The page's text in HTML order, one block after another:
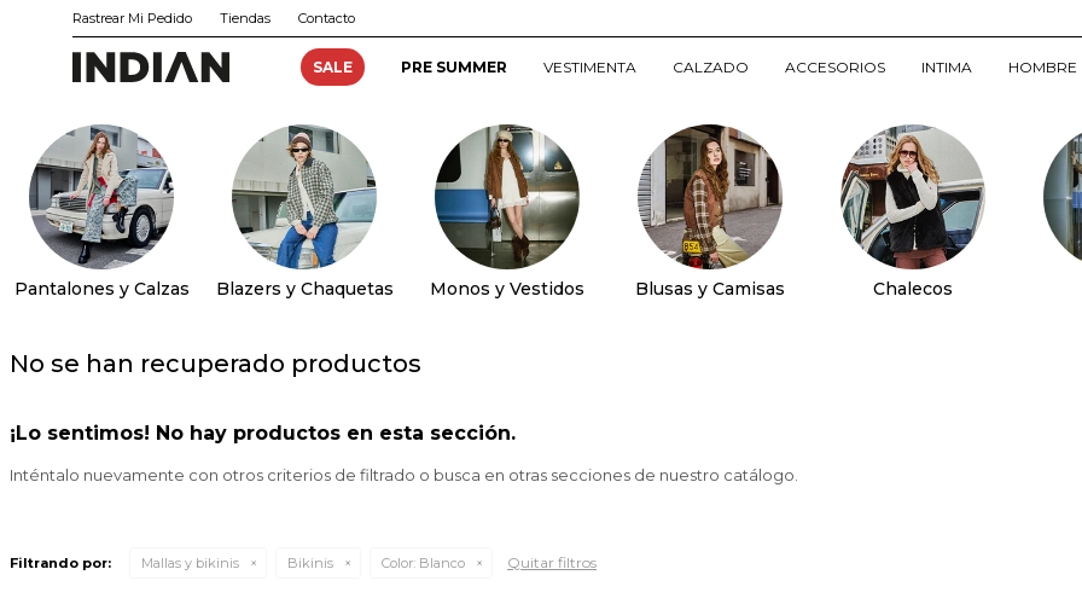
SALE PRE SUMMER VESTIMENTA CALZADO ACCESORIOS INTIMA HOMBRE
Rastrear Mi Pedido Tiendas Contacto
Pantalones y Calzas Blazers y Chaquetas Monos y Vestidos Blusas y Camisas Chalecos
No se han recuperado productos
¡Lo sentimos! No hay productos en esta sección.
Inténtalo nuevamente con otros criterios de filtrado o busca en otras secciones de nuestro catálogo.
Filtrando por: Mallas y bikinis Bikinis Color: Blanco Quitar filtros